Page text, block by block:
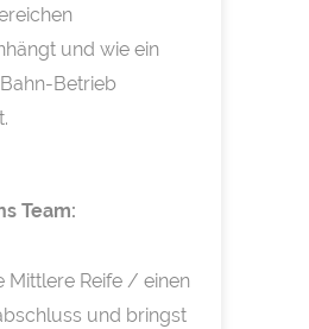
und wie ein
Betrieb
Team:
Mittlere Reife / einen
und bringst